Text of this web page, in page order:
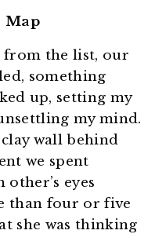
Map
the list, our
something
up, setting my
my mind.
wall behind
we spent
eyes
than four or five
she was thinking